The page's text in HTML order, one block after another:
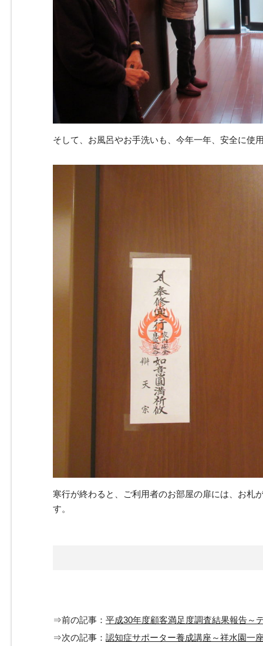
そして、お風呂やお手洗いも、今年一年、安全に使
寒行が終わると、ご利用者のお部屋の扉には、お札
す。
⇒前の記事： 平成30年度顧客満足度調査結果報告～
⇒次の記事： 認知症サポーター養成講座～祥水園一